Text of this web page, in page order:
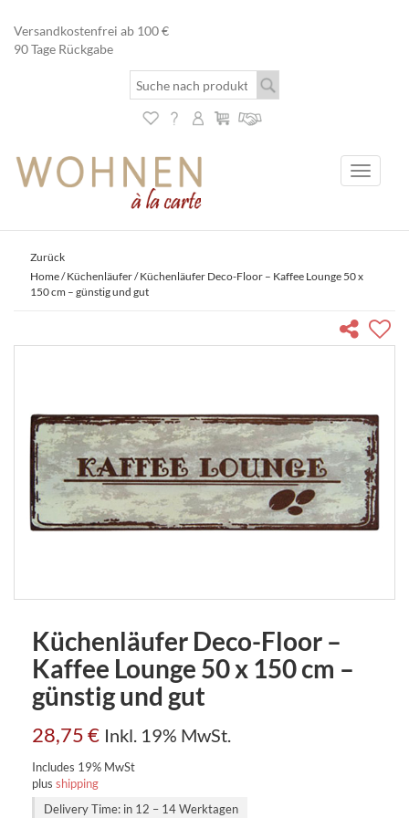
Versandkostenfrei ab 100 €
90 Tage Rückgabe
Toggle
Zurück
Home/Küchenläufer/ Küchenläufer Deco-Floor – Kaffee Lounge 50 x
150 cm – günstig und gut
Küchenläufer Deco-Floor –
Kaffee Lounge 50 x 150 cm –
günstig und gut
28,75€ Inkl. 19% MwSt.
Includes 19% MwSt
plus shipping
Delivery Time: in 12 – 14 Werktagen